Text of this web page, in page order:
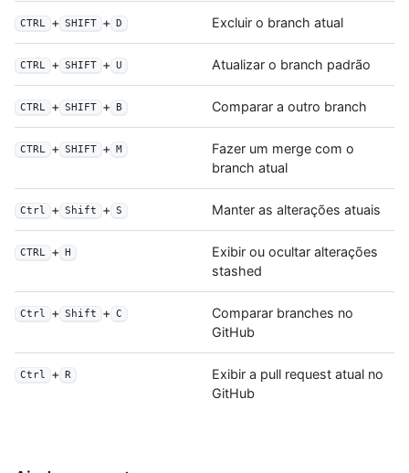
CTRL + SHIFT + D Excluir o branch atual
CTRL + SHIFT + U Atualizar o branch padrão
CTRL + SHIFT + B Comparar a outro branch
CTRL + SHIFT + M
Fazer um merge com o
branch atual
Ctrl + Shift + S Manter as alterações atuais
CTRL + H
Exibir ou ocultar alterações
stashed
Ctrl + Shift + C
Comparar branches no
GitHub
Ctrl + R
Exibir a pull request atual no
GitHub